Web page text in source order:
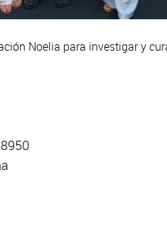
Noelia para investigar y